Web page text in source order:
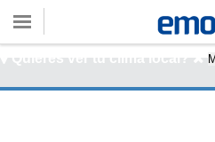
Quieres ver tu clima local?